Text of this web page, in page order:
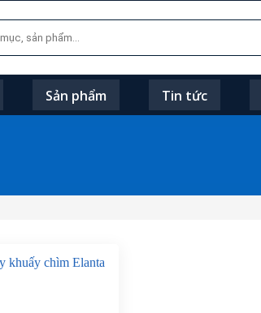
Sản phẩm Tin tức